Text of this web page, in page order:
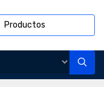
Productos